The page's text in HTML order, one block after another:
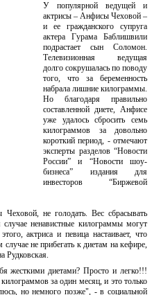
У популярной ведущей и
актрисы – Анфисы Чеховой –
и ее гражданского супруга
актера Гурама Баблишвили
подрастает сын Соломон.
Телевизионная ведущая
долго сокрушалась по поводу
того, что за беременность
набрала лишние килограммы.
Но благодаря правильно
составленной диете, Анфисе
уже удалось сбросить семь
килограммов за довольно
короткий период, - отмечают
эксперты разделов “Новости
России” и “Новости шоу-
бизнеса” издания для
инвесторов “Биржевой
не голодать. Вес сбрасывать
ненавистные килограммы могут
актриса и певица настаивает, что
не прибегать к диетам на кефире,
Рудковская.
жесткими диетами? Просто и легко!!!
за один месяц, и это только
но немного позже", - в социальной